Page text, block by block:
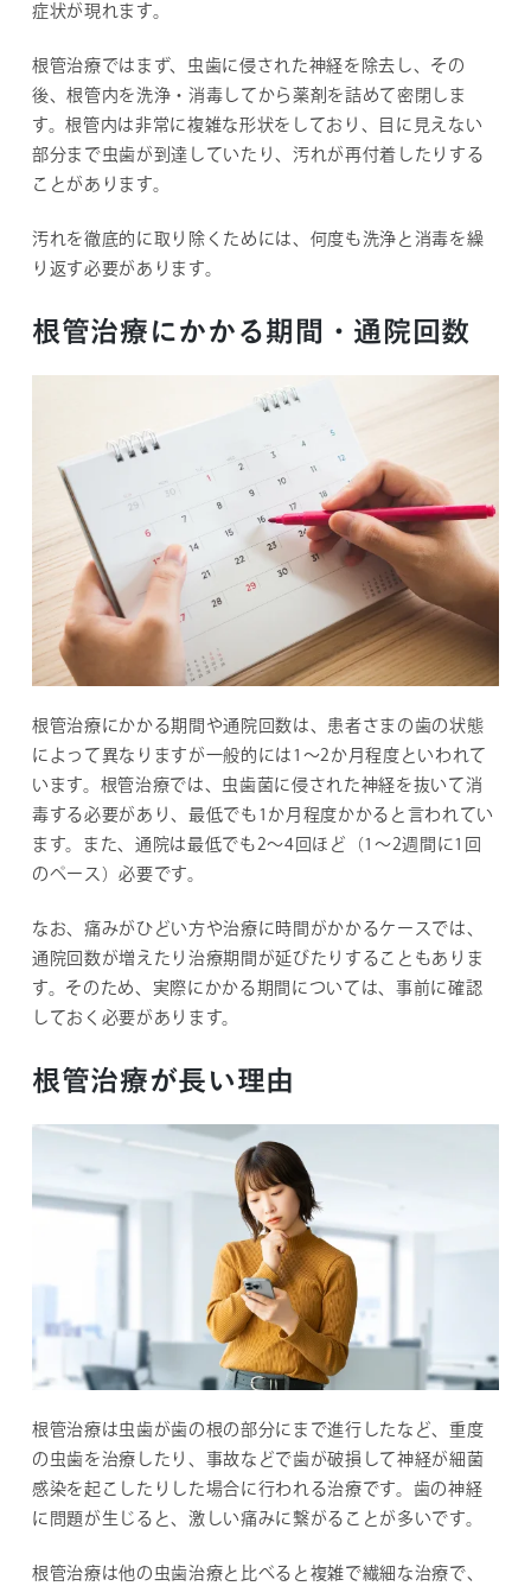
症状が現れます。
根管治療ではまず、虫歯に侵された神経を除去し、その
後、根管内を洗浄・消毒してから薬剤を詰めて密閉しま
す。根管内は非常に複雑な形状をしており、目に見えない
部分まで虫歯が到達していたり、汚れが再付着したりする
ことがあります。
汚れを徹底的に取り除くためには、何度も洗浄と消毒を繰
り返す必要があります。
根管治療にかかる期間・通院回数
根管治療にかかる期間や通院回数は、患者さまの歯の状態
によって異なりますが一般的には1～2か月程度といわれて
います。根管治療では、虫歯菌に侵された神経を抜いて消
毒する必要があり、最低でも1か月程度かかると言われてい
ます。また、通院は最低でも2〜4回ほど（1～2週間に1回
のペース）必要です。
なお、痛みがひどい方や治療に時間がかかるケースでは、
通院回数が増えたり治療期間が延びたりすることもありま
す。そのため、実際にかかる期間については、事前に確認
しておく必要があります。
根管治療が長い理由
根管治療は虫歯が歯の根の部分にまで進行したなど、重度
の虫歯を治療したり、事故などで歯が破損して神経が細菌
感染を起こしたりした場合に行われる治療です。歯の神経
に問題が生じると、激しい痛みに繋がることが多いです。
根管治療は他の虫歯治療と比べると複雑で繊細な治療で、